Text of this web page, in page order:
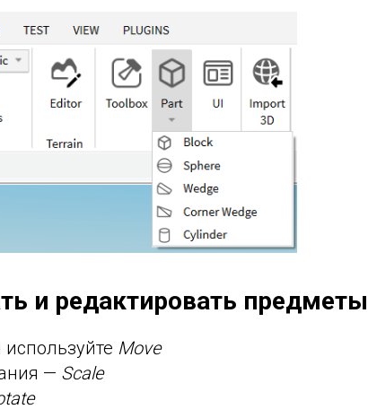
и редактировать предметы
Move
— Scale